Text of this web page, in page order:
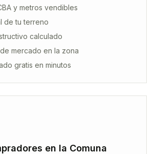
y metros vendibles
de tu terreno
calculado
mercado en la zona
gratis en minutos
en la Comuna